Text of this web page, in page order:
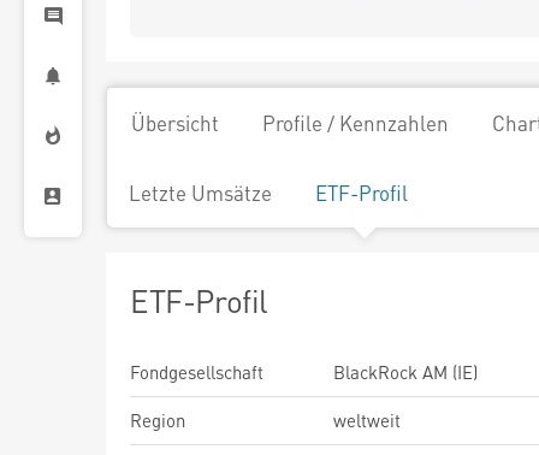
Übersicht Profile / Kennzahlen
Letzte Umsätze ETF-Profil
ETF-Profil
Fondgesellschaft
BlackRock AM (IE)
Region
weltweit